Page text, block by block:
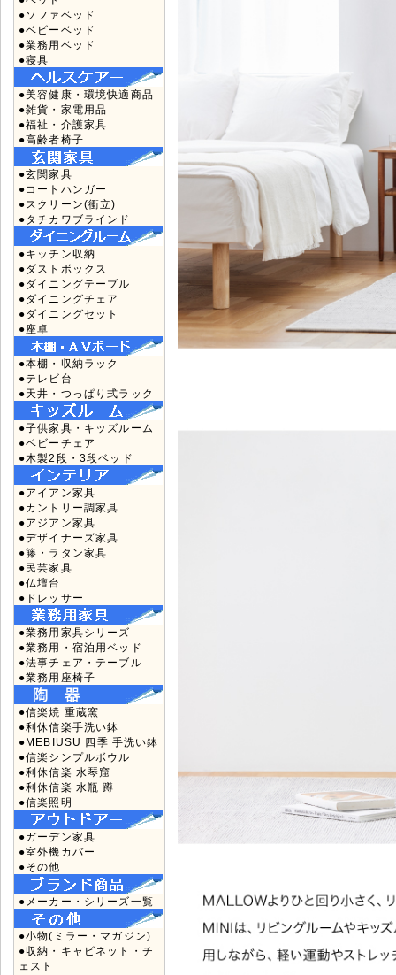
●ソファベッド
●ベビーベッド
●業務用ベッド
●寝具
●美容健康・環境快適商品
●雑貨・家電用品
●福祉・介護家具
●高齢者椅子
●玄関家具
●コートハンガー
●スクリーン(衝立)
●タチカワブラインド
●キッチン収納
●ダストボックス
●ダイニングテーブル
●ダイニングチェア
●ダイニングセット
●座卓
●本棚・収納ラック
●テレビ台
●天井・つっぱり式ラック
●子供家具・キッズルーム
●ベビーチェア
●木製2段・3段ベッド
●アイアン家具
●カントリー調家具
●アジアン家具
●デザイナーズ家具
●籐・ラタン家具
●民芸家具
●仏壇台
●ドレッサー
●業務用家具シリーズ
●業務用・宿泊用ベッド
●法事チェア・テーブル
●業務用座椅子
●信楽焼 重蔵窯
●利休信楽手洗い鉢
●MEBIUSU 四季 手洗い鉢
●信楽シンプルボウル
●利休信楽 水琴窟
●利休信楽 水瓶 蹲
●信楽照明
●ガーデン家具
●室外機カバー
●その他
●メーカー・シリーズ一覧
●小物(ミラー・マガジン)
●収納・キャビネット・チ
ェスト